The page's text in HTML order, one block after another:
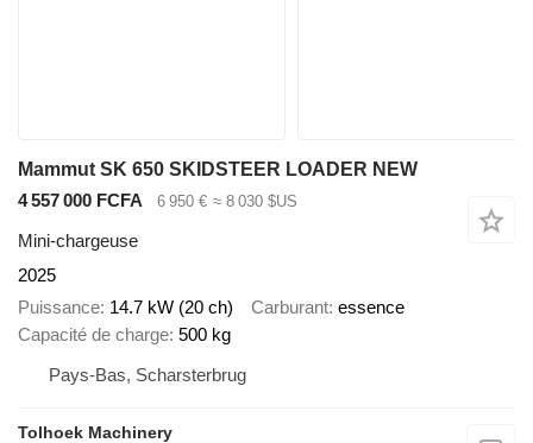
Mammut SK 650 SKIDSTEER LOADER NEW
4 557 000 FCFA
6 950 € ≈ 8 030 $US
Mini-chargeuse
2025
Puissance 14.7 kW (20 ch) Carburant essence
Capacité de charge 500 kg
Pays-Bas, Scharsterbrug
Tolhoek Machinery